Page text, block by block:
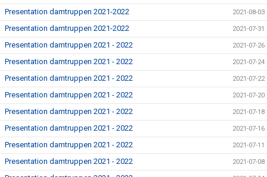
Presentation damtruppen 2021-2022 2021-08-03
Presentation damtruppen 2021-2022 2021-07-31
Presentation damtruppen 2021 - 2022 2021-07-26
Presentation damtruppen 2021 - 2022 2021-07-24
Presentation damtruppen 2021 - 2022 2021-07-22
Presentation damtruppen 2021 - 2022 2021-07-20
Presentation damtruppen 2021 - 2022 2021-07-18
Presentation damtruppen 2021 - 2022 2021-07-16
Presentation damtruppen 2021 - 2022 2021-07-11
Presentation damtruppen 2021 - 2022 2021-07-08